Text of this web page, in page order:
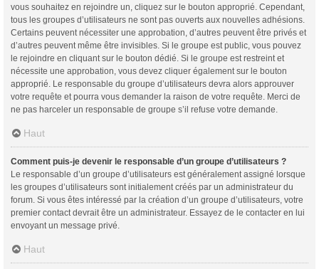
vous souhaitez en rejoindre un, cliquez sur le bouton approprié. Cependant,
tous les groupes d’utilisateurs ne sont pas ouverts aux nouvelles adhésions.
Certains peuvent nécessiter une approbation, d’autres peuvent être privés et
d’autres peuvent même être invisibles. Si le groupe est public, vous pouvez
le rejoindre en cliquant sur le bouton dédié. Si le groupe est restreint et
nécessite une approbation, vous devez cliquer également sur le bouton
approprié. Le responsable du groupe d’utilisateurs devra alors approuver
votre requête et pourra vous demander la raison de votre requête. Merci de
ne pas harceler un responsable de groupe s’il refuse votre demande.
Haut
Comment puis-je devenir le responsable d’un groupe d’utilisateurs ?
Le responsable d’un groupe d’utilisateurs est généralement assigné lorsque
les groupes d’utilisateurs sont initialement créés par un administrateur du
forum. Si vous êtes intéressé par la création d’un groupe d’utilisateurs, votre
premier contact devrait être un administrateur. Essayez de le contacter en lui
envoyant un message privé.
Haut